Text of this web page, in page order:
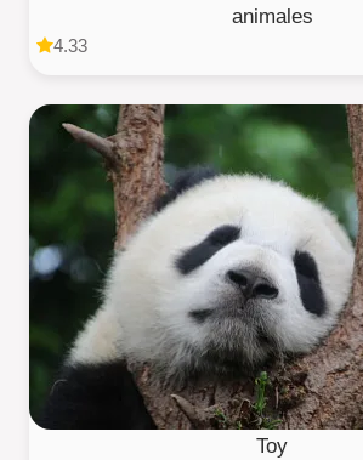
animales
4.33
Toy